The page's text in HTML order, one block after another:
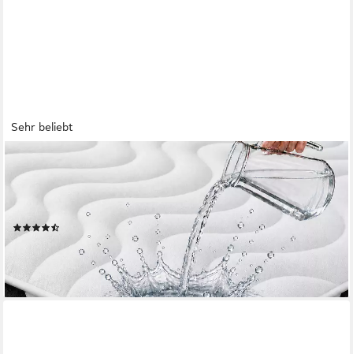
Sehr beliebt
Matratzenschoner 100 g/m², 90x200, 120x200, 140x200,
160x200, 180x200 oder 200x200 cm 1 oder 2 Stück
Wasserdichter Matratzenauflage
ab 10,49 € UVP 27,90 €
-62%
lieferbar - in 2-3 Werktagen bei dir